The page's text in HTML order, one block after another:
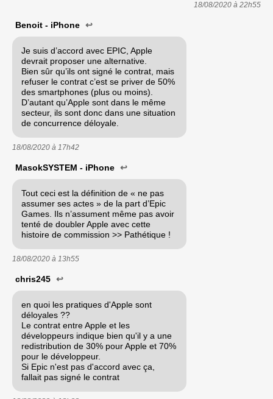
18/08/2020 à 22h55
Benoit - iPhone ↩
Je suis d’accord avec EPIC, Apple
devrait proposer une alternative.
Bien sûr qu’ils ont signé le contrat, mais
refuser le contrat c’est se priver de 50%
des smartphones (plus ou moins).
D’autant qu’Apple sont dans le même
secteur, ils sont donc dans une situation
de concurrence déloyale.
18/08/2020 à 17h42
MasokSYSTEM - iPhone ↩
Tout ceci est la définition de « ne pas
assumer ses actes » de la part d’Epic
Games. Ils n’assument même pas avoir
tenté de doubler Apple avec cette
histoire de commission >> Pathétique !
18/08/2020 à 13h55
chris245 ↩
en quoi les pratiques d'Apple sont
déloyales ??
Le contrat entre Apple et les
développeurs indique bien qu'il y a une
redistribution de 30% pour Apple et 70%
pour le développeur.
Si Epic n'est pas d'accord avec ça,
fallait pas signé le contrat